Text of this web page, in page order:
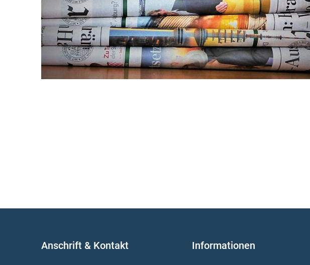
Anschrift & Kontakt Informationen